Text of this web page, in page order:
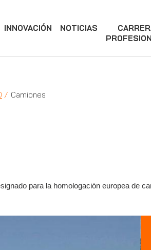
INNOVACIÓN NOTICIAS
Camiones
para la homologación europea de